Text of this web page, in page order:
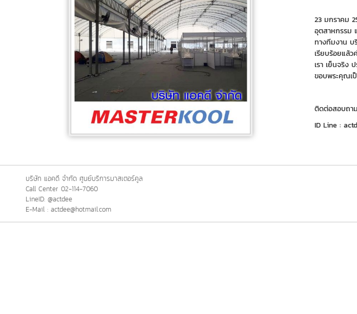
23 มกราคม
อุตสาหกรรม
ทางทีมงาน
เรียบร้อยแล้
เรา เย็นจริง
ขอบพระคุณเ
ติดต่อสอบถา
ID Line :
บริษัท แอคดี จำกัด ศูนย์บริการมาสเตอร์คูล
Call Center 02-114-7060
LineID: @actdee
E-Mail : actdee@hotmail.com